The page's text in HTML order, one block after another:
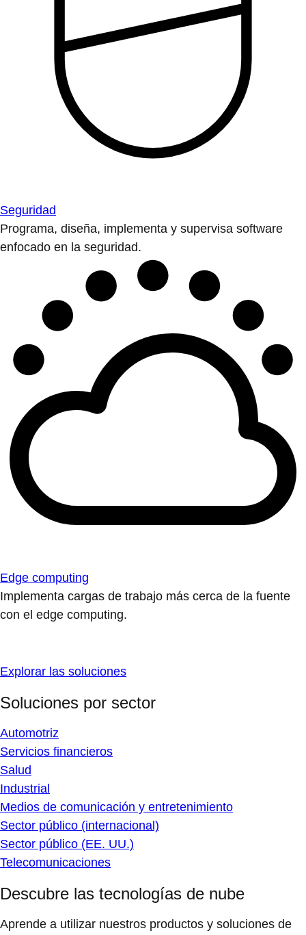
Seguridad
Programa, diseña, implementa y supervisa software
enfocado en la seguridad.
Edge computing
Implementa cargas de trabajo más cerca de la fuente
con el edge computing.
Explorar las soluciones
Soluciones por sector
Automotriz
Servicios financieros
Salud
Industrial
Medios de comunicación y entretenimiento
Sector público (internacional)
Sector público (EE. UU.)
Telecomunicaciones
Descubre las tecnologías de nube
Aprende a utilizar nuestros productos y soluciones de